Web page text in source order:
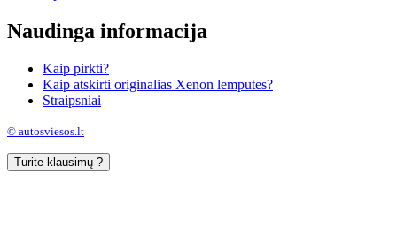
Naudinga informacija
Kaip pirkti?
Kaip atskirti originalias Xenon lemputes?
Straipsniai
© autosviesos.lt
Turite klausimų ?